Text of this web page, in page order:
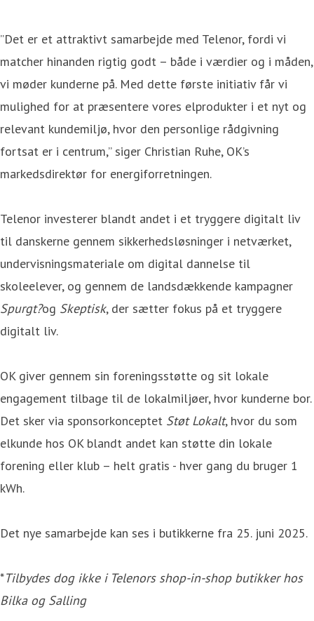
”Det er et attraktivt samarbejde med Telenor, fordi vi
matcher hinanden rigtig godt – både i værdier og i måden,
vi møder kunderne på. Med dette første initiativ får vi
mulighed for at præsentere vores elprodukter i et nyt og
relevant kundemiljø, hvor den personlige rådgivning
fortsat er i centrum,” siger Christian Ruhe, OK’s
markedsdirektør for energiforretningen.
Telenor investerer blandt andet i et tryggere digitalt liv
til danskerne gennem sikkerhedsløsninger i netværket,
undervisningsmateriale om digital dannelse til
skoleelever, og gennem de landsdækkende kampagner
Spurgt?og Skeptisk, der sætter fokus på et tryggere
digitalt liv.
OK giver gennem sin foreningsstøtte og sit lokale
engagement tilbage til de lokalmiljøer, hvor kunderne bor.
Det sker via sponsorkonceptet Støt Lokalt, hvor du som
elkunde hos OK blandt andet kan støtte din lokale
forening eller klub – helt gratis - hver gang du bruger 1
kWh.
Det nye samarbejde kan ses i butikkerne fra 25. juni 2025.
*Tilbydes dog ikke i Telenors shop-in-shop butikker hos
Bilka og Salling